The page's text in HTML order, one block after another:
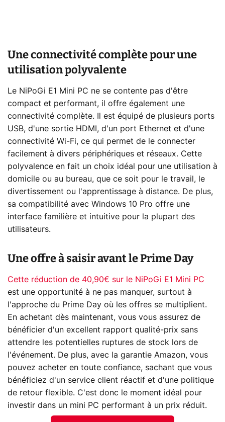
Une connectivité complète pour une
utilisation polyvalente
Le NiPoGi E1 Mini PC ne se contente pas d'être
compact et performant, il offre également une
connectivité complète. Il est équipé de plusieurs ports
USB, d'une sortie HDMI, d'un port Ethernet et d'une
connectivité Wi-Fi, ce qui permet de le connecter
facilement à divers périphériques et réseaux. Cette
polyvalence en fait un choix idéal pour une utilisation à
domicile ou au bureau, que ce soit pour le travail, le
divertissement ou l'apprentissage à distance. De plus,
sa compatibilité avec Windows 10 Pro offre une
interface familière et intuitive pour la plupart des
utilisateurs.
Une offre à saisir avant le Prime Day
Cette réduction de 40,90€ sur le NiPoGi E1 Mini PC
est une opportunité à ne pas manquer, surtout à
l'approche du Prime Day où les offres se multiplient.
En achetant dès maintenant, vous vous assurez de
bénéficier d'un excellent rapport qualité-prix sans
attendre les potentielles ruptures de stock lors de
l'événement. De plus, avec la garantie Amazon, vous
pouvez acheter en toute confiance, sachant que vous
bénéficiez d'un service client réactif et d'une politique
de retour flexible. C'est donc le moment idéal pour
investir dans un mini PC performant à un prix réduit.